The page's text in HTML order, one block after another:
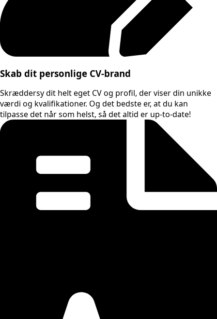
Skab dit personlige CV-brand
Skræddersy dit helt eget CV og profil, der viser din unikke
værdi og kvalifikationer. Og det bedste er, at du kan
tilpasse det når som helst, så det altid er up-to-date!